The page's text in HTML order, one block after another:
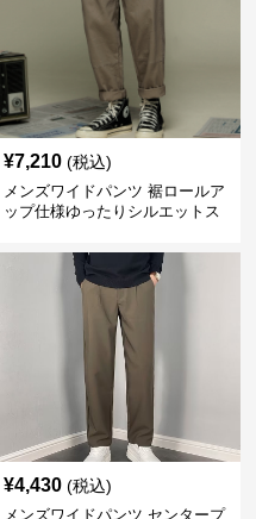
¥7,210 (税込)
メンズワイドパンツ 裾ロールア
ップ仕様ゆったりシルエットス
¥4,430 (税込)
メンズワイドパンツ センタープ